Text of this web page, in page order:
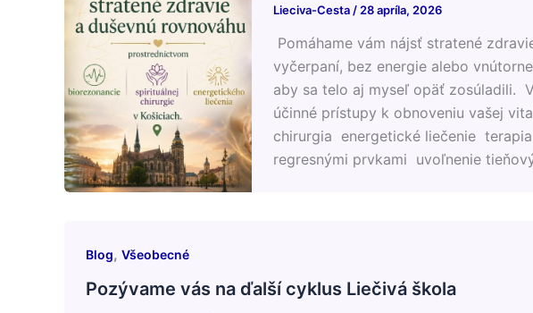
Lieciva-Cesta / 28 apríla, 2026
Pomáhame vám nájsť stratené
vyčerpaní, bez energie alebo
aby sa telo aj myseľ opäť zosúladili.
účinné prístupy k obnoveniu vašej
chirurgia energetické liečenie
regresnými prvkami uvoľnenie
Blog, Všeobecné
Pozývame vás na ďalší cyklus Liečivá škola